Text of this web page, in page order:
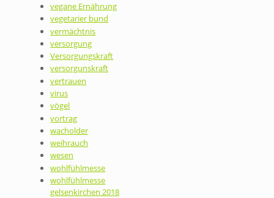
vegane Ernährung
vegetarier bund
vermächtnis
versorgung
Versorgungskraft
versorgunskraft
vertrauen
virus
vögel
vortrag
wacholder
weihrauch
wesen
wohlfühlmesse
wohlfühlmesse
gelsenkirchen 2018